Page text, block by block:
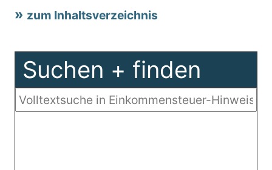
zum Inhaltsverzeichnis
Suchen + finden